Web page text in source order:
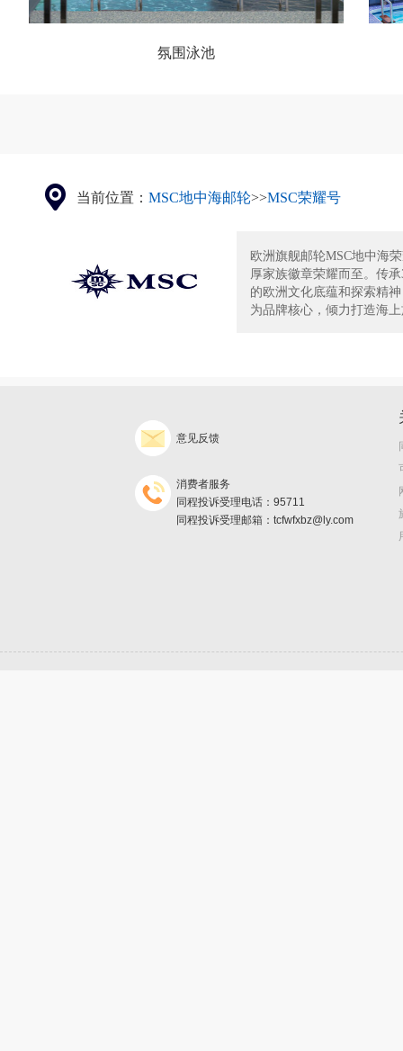
氛围泳池
当前位置： MSC地中海邮轮>>MSC荣耀号
欧洲旗舰邮轮MSC地中海
厚家族徽章荣耀而至。传
的欧洲文化底蕴和探索精
为品牌核心，倾力打造海
意见反馈
消费者服务
同程投诉受理电话：95711
同程投诉受理邮箱：tcfwfxbz@ly.com